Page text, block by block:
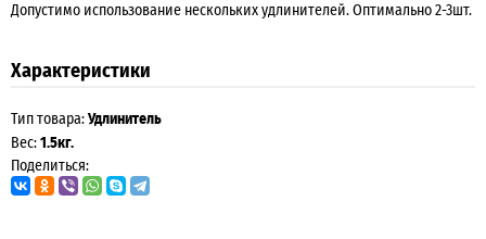
Допустимо использование нескольких удлинителей. Оптимально 2-3шт.
Характеристики
Тип товара:Удлинитель
Вес:1.5кг.
Поделиться: